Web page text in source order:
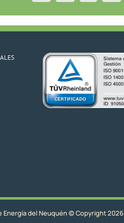
Energía del Neuquén © Copyright 2026